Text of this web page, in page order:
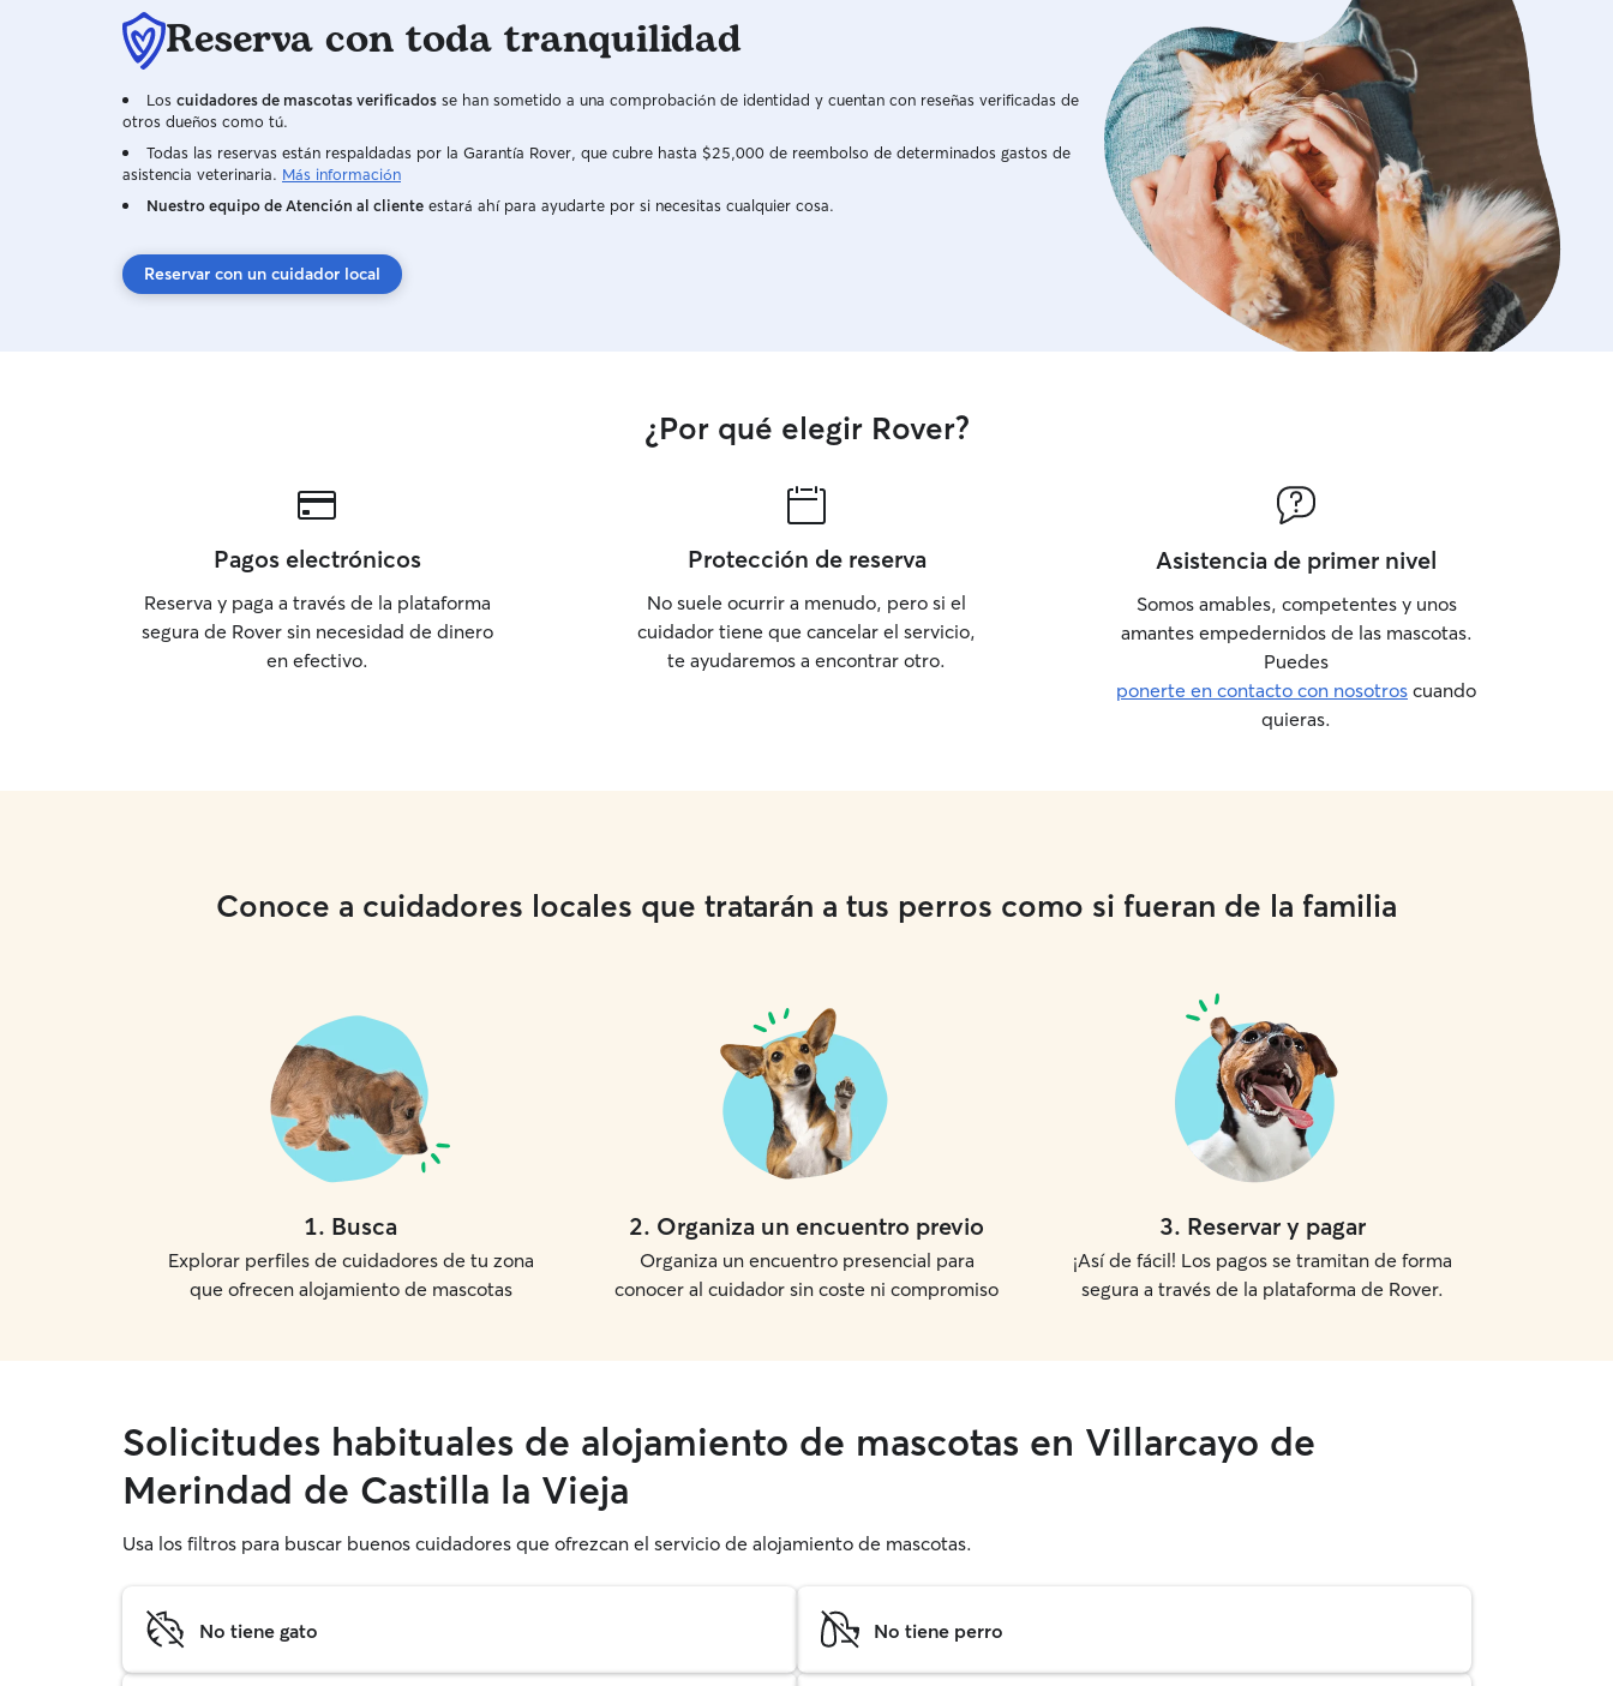
Reserva con toda tranquilidad
Los cuidadores de mascotas verificados se han sometido a una comprobación de identidad y cuentan con reseñas verificadas de
otros dueños como tú.
Todas las reservas están respaldadas por la Garantía Rover, que cubre hasta $25,000 de reembolso de determinados gastos de
asistencia veterinaria. Más información
Nuestro equipo de Atención al cliente estará ahí para ayudarte por si necesitas cualquier cosa.
Reservar con un cuidador local
¿Por qué elegir Rover?
Pagos electrónicos
Reserva y paga a través de la plataforma
segura de Rover sin necesidad de dinero
en efectivo.
Protección de reserva
No suele ocurrir a menudo, pero si el
cuidador tiene que cancelar el servicio,
te ayudaremos a encontrar otro.
Asistencia de primer nivel
Somos amables, competentes y unos
amantes empedernidos de las mascotas.
Puedes
ponerte en contacto con nosotros cuando
quieras.
Conoce a cuidadores locales que tratarán a tus perros como si fueran de la familia
1. Busca
Explorar perfiles de cuidadores de tu zona
que ofrecen alojamiento de mascotas
2. Organiza un encuentro previo
Organiza un encuentro presencial para
conocer al cuidador sin coste ni compromiso
3. Reservar y pagar
¡Así de fácil! Los pagos se tramitan de forma
segura a través de la plataforma de Rover.
Solicitudes habituales de alojamiento de mascotas en Villarcayo de
Merindad de Castilla la Vieja
Usa los filtros para buscar buenos cuidadores que ofrezcan el servicio de alojamiento de mascotas.
No tiene gato No tiene perro